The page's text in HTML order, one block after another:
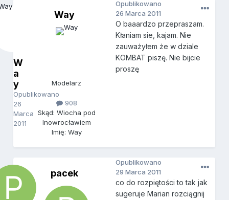
W
a
y
Opublikowano
26
Marca
2011
Way
Modelarz
908
Skąd: Wiocha pod
Inowrocławiem
Imię: Way
Opublikowano
26 Marca 2011
O baaardzo przepraszam.
Kłaniam sie, kajam. Nie
zauważyłem że w dziale
KOMBAT piszę. Nie bijcie
proszę
pacek
Opublikowano
29 Marca 2011
co do rozpiętości to tak jak
sugeruje Marian rozciągnij